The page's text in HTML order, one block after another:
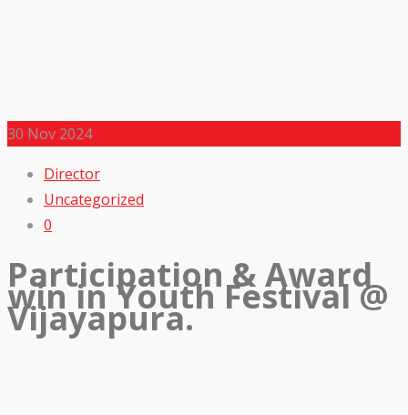
30 Nov 2024
Director
Uncategorized
0
Participation & Award
win in Youth Festival @
Vijayapura.